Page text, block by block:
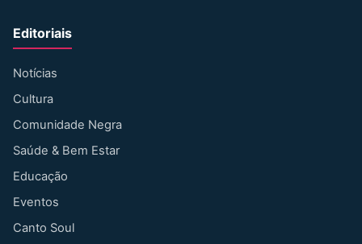
Editoriais
Notícias
Cultura
Comunidade Negra
Saúde & Bem Estar
Educação
Eventos
Canto Soul